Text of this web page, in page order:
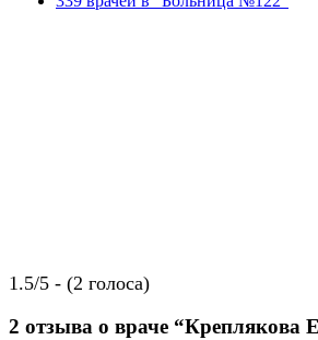
1.5/5 - (2 голоса)
2 отзыва о враче “Креплякова